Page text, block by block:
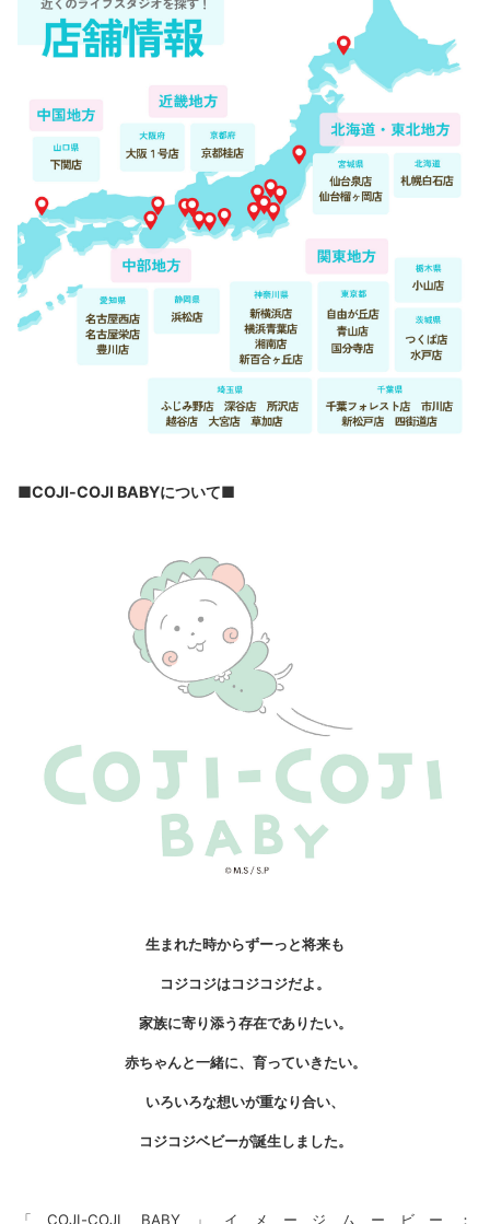
■COJI-COJI BABYについて■
生まれた時からずーっと将来も
コジコジはコジコジだよ。
家族に寄り添う存在でありたい。
赤ちゃんと一緒に、育っていきたい。
いろいろな想いが重なり合い、
コジコジベビーが誕生しました。
「COJI-COJI BABY」イメージムービー：